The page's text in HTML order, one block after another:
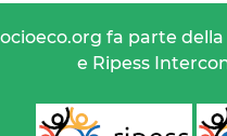
fa parte
e Ripess